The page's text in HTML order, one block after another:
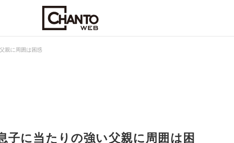
親に周囲は困惑
に当たりの強い父親に周囲は困